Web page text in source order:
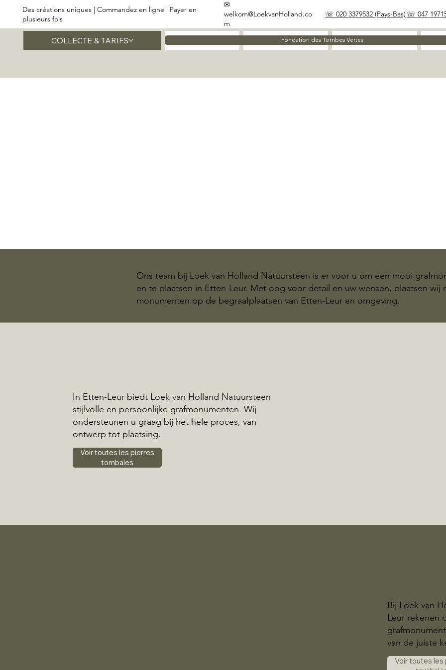
Des créations uniques | Commandez en ligne | Payer en
plusieurs fois
☏ 020 3379532 (Pays-Bas) ☏ 047
✉
welkom@LoekvanHolland.co
m
COLLECTE & TARIFS À propos Matériaux
Fondation des Tombes Vertes
Ons team bij Loek van Holland Natuursteen is er voor u om een mooi
en te plaatsen in Etten-Leur. Met oog voor detail en uw wensen, plaatsen wij
monumenten op de begraafplaatsen van Etten-Leur en omgeving.
In Etten-Leur biedt Loek van Holland Natuursteen
stijlvolle en persoonlijke grafmonumenten. Wij
ondersteunen u graag bij het hele proces, van
ontwerp tot plaatsing.
Voir toutes les pierres
tombales
Bij Loek van
Leur rekenen
van de juiste
Voir toutes les